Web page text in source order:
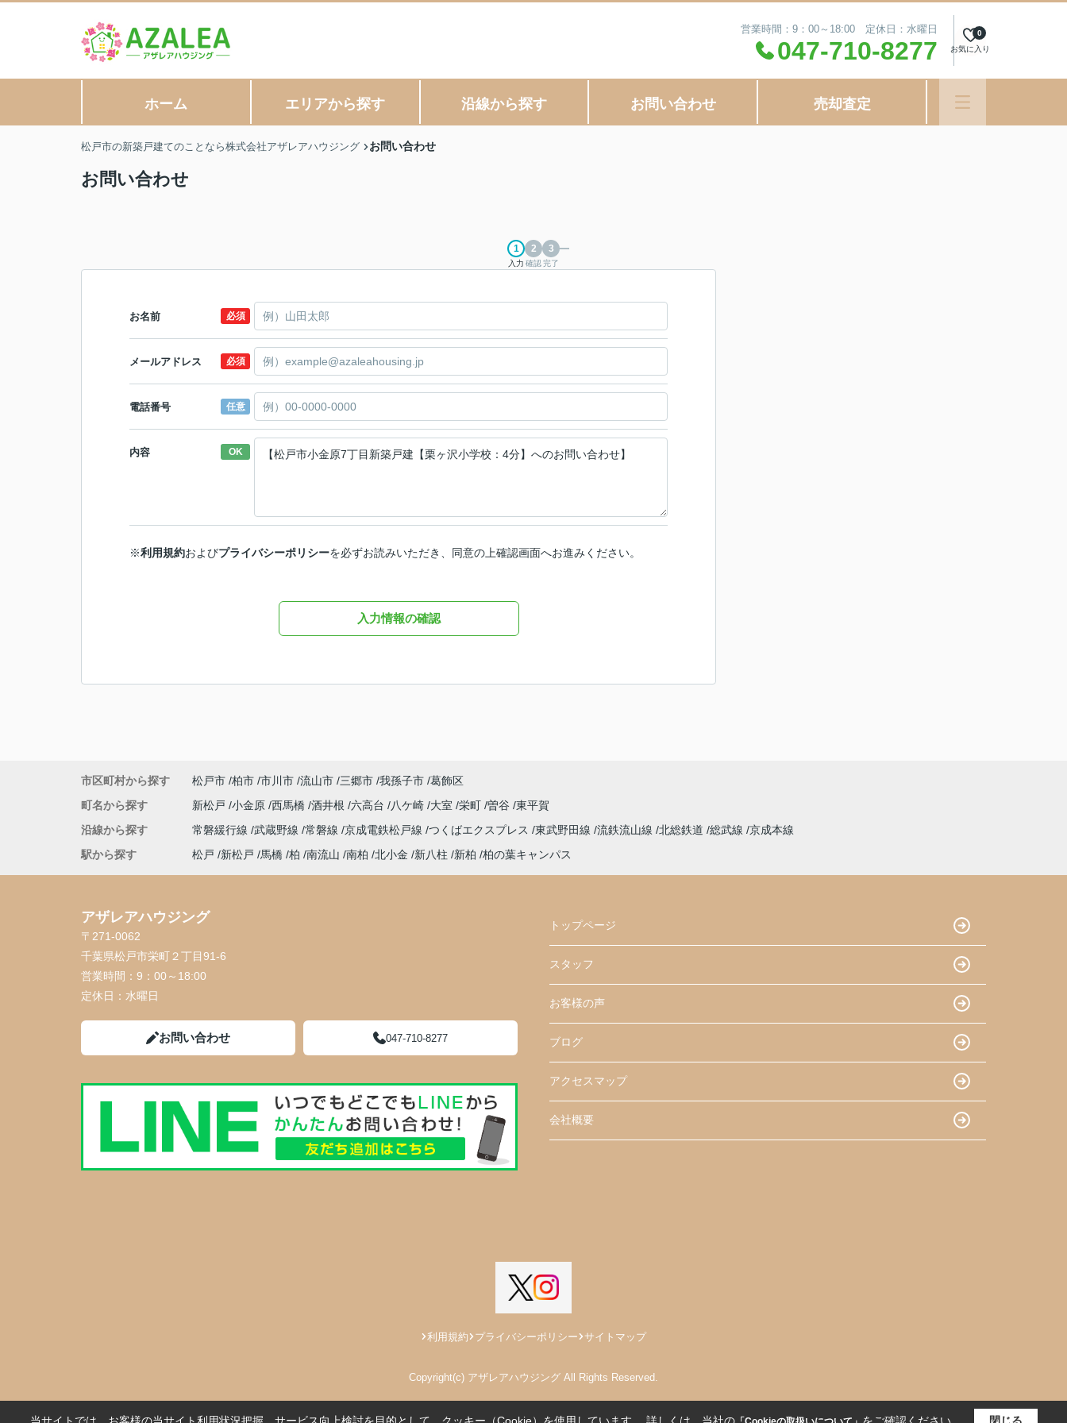
営業時間：9：00～18:00 定休日：水曜日
047-710-8277 お気に入り
0
ホーム エリアから探す 沿線から探す お問い合わせ 売却査定
松戸市の新築戸建てのことなら株式会社アザレアハウジング お問い合わせ
お問い合わせ
入力 確認完了
お名前 必須
メールアドレス 必須
電話番号 任意
内容 OK
※利用規約およびプライバシーポリシーを必ずお読みいただき、同意の上確認画面へお進みください。
入力情報の確認
市区町村から探す 松戸市 柏市 市川市 流山市 三郷市 我孫子市 葛飾区
町名から探す
新松戸 小金原 西馬橋 酒井根 六高台 八ケ崎 大室 栄町 曽谷 東平賀
沿線から探す
常磐緩行線 武蔵野線 常磐線 京成電鉄松戸線 つくばエクスプレス 東武野田線 流鉄流山線 北総鉄道 総武線 京成本線
駅から探す
松戸 新松戸 馬橋 柏 南流山 南柏 北小金 新八柱 新柏 柏の葉キャンパス
アザレアハウジング
〒271-0062
千葉県松戸市栄町２丁目91-6
営業時間： 9：00～18:00
定休日： 水曜日
お問い合わせ 047-710-8277
トップページ
スタッフ
お客様の声
ブログ
アクセスマップ
会社概要
利用規約 プライバシーポリシー サイトマップ
Copyright(c) アザレアハウジング All Rights Reserved.
当サイトでは、お客様の当サイト利用状況把握、サービス向上検討を目的として、クッキー（Cookie）を使用しています。 詳しくは、当社の をご確認ください。 閉じる